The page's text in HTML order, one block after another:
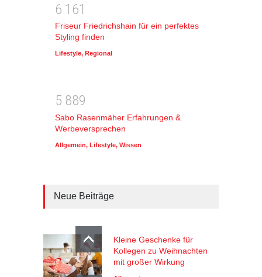
6 1 61
Friseur Friedrichshain für ein perfektes
Styling finden
Lifestyle, Regional
5 889
Sabo Rasenmäher Erfahrungen &
Werbeversprechen
Allgemein, Lifestyle, Wissen
Neue Beiträge
Kleine Geschenke für
Kollegen zu Weihnachten
mit großer Wirkung